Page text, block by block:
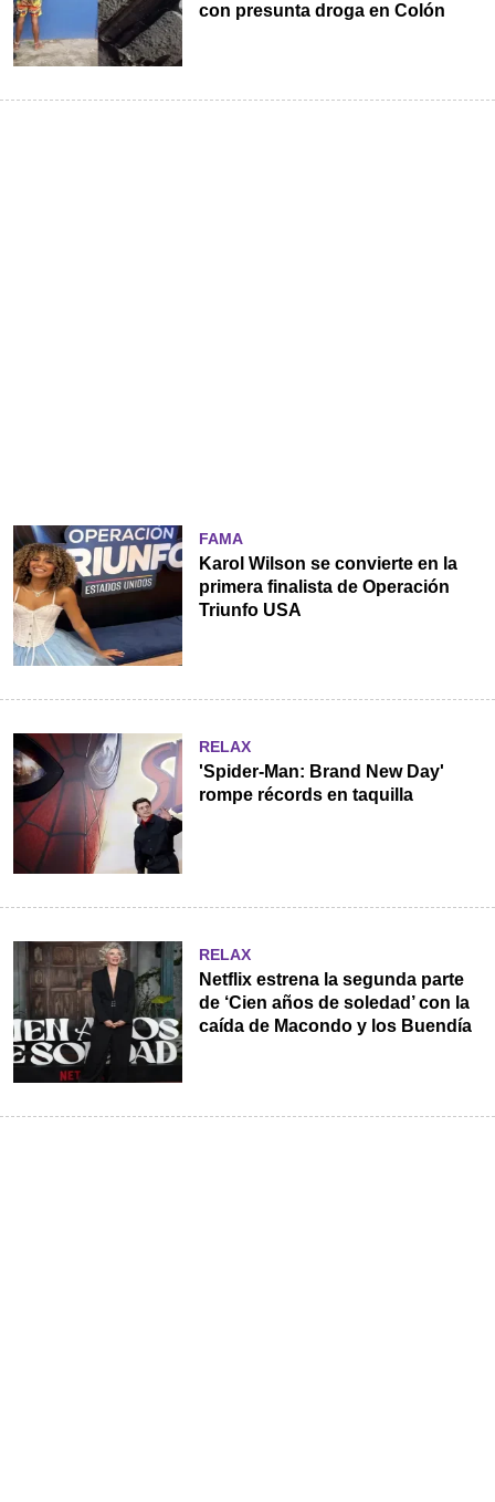
con presunta droga en Colón
FAMA
Karol Wilson se convierte en la
primera finalista de Operación
Triunfo USA
RELAX
'Spider-Man: Brand New Day'
rompe récords en taquilla
RELAX
Netflix estrena la segunda parte
de ‘Cien años de soledad’ con la
caída de Macondo y los Buendía